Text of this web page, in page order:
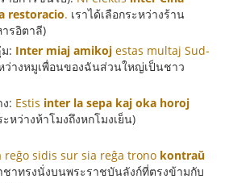
restoracio. เราได้เลือกระหว่างร้าน
รอิตาลี)
: Inter miaj amikoj estas multaj Sud-
ว่างหมูเพื่อนของฉันส่วนใหญ่เป็นชาว
: Estis inter la sepa kaj oka horoj
ะหว่างห้าโมงถึงหกโมงเย็น)
reĝo sidis sur sia reĝa trono kontraŭ
ชาทรงนั่งบนพระราชบันลังก์ที่ตรงข้ามกับ